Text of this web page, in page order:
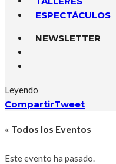
ESPECTÁCULOS
NEWSLETTER
Leyendo
CompartirTweet
« Todos los Eventos
Este evento ha pasado.